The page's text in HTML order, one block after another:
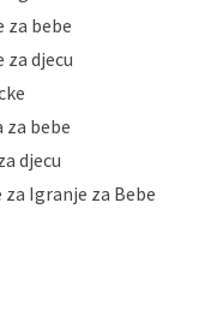
čuva povjerljivost
pristup i
onim svojim
radi provedbe
Napominjemo
ili djelomice,
Vaših osobnih
poštom na
adresu:
za bebe
za djecu
za bebe
djecu
Igranje za Bebe